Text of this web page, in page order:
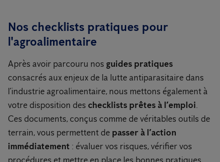
Nos checklists pratiques pour
l'agroalimentaire
Après avoir parcouru nos guides pratiques
consacrés aux enjeux de la lutte antiparasitaire dans
l’industrie agroalimentaire, nous mettons également à
votre disposition des checklists prêtes à l’emploi.
Ces documents, conçus comme de véritables outils de
terrain, vous permettent de passer à l’action
immédiatement : évaluer vos risques, vérifier vos